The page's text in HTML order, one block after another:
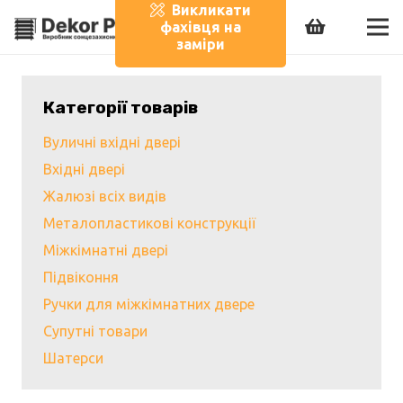
Викликати
фахівця на
заміри
Категорії товарів
Вуличні вхідні двері
Вхідні двері
Жалюзі всіх видів
Металопластикові конструкції
Міжкімнатні двері
Підвіконня
Ручки для міжкімнатних двере
Супутні товари
Шатерси